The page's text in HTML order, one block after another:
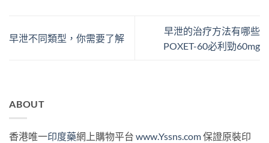
早泄不同類型，你需要了解
早泄的治疗方法有哪些
POXET-60必利勁60mg
ABOUT
香港唯一印度藥網上購物平台 www.Yssns.com保證原裝印